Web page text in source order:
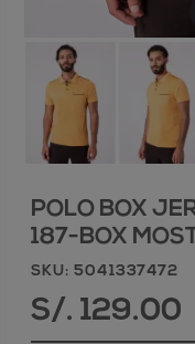
POLO BOX
187-BOX
SKU: 5041337472
S/. 129.00